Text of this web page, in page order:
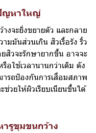
ญหาใหญ่
จะยิ่งขยายตัว และกลาย
มมันส่วนเกิน สิวเรื้อรัง ริ้ว
สิวจะรักษายากขึ้น อาจจะ
ใช้เวลานานกว่าเดิม ดัง
รถป้องกันการเสื่อมสภาพ
วยให้ผิวเรียบเนียนขึ้นได้
ารูขุมขนกว้าง